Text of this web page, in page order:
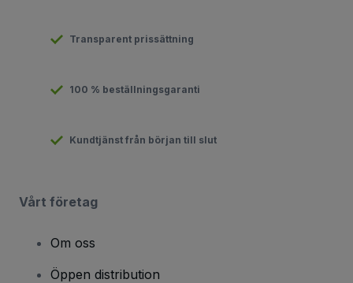
Transparent prissättning
100 % beställningsgaranti
Kundtjänst från början till slut
Vårt företag
Om oss
Öppen distribution